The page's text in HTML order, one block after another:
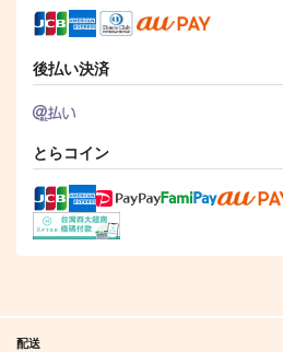
雷霆の気まぐれ
コレ！
専売 858円
Fate/Grand Order
藤丸立香
インドラ
サンプル
ス Fate/Grand
Fate/Grand Order
後払い決済
とらコイン
配送